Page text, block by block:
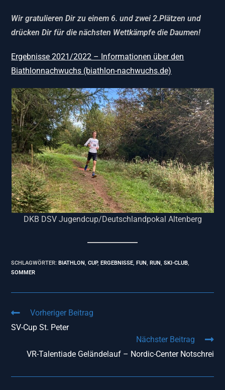
Wir gratulieren Dir zu einem 6. und zwei 2.Plätzen und
drücken Dir für die nächsten Wettkämpfe die Daumen!
Ergebnisse 2021/2022 – Informationen über den
Biathlonnachwuchs (biathlon-nachwuchs.de)
DKB DSV Jugendcup/Deutschlandpokal Altenberg
SCHLAGWÖRTER: BIATHLON, CUP, ERGEBNISSE, FUN, RUN, SKI-CLUB,
SOMMER
Vorheriger Beitrag
SV-Cup St. Peter
Nächster Beitrag
VR-Talentiade Geländelauf – Nordic-Center Notschrei